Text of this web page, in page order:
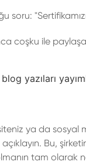
soru:
coşku ile
yazıları
ya da sosyal
Bu,
tam olarak